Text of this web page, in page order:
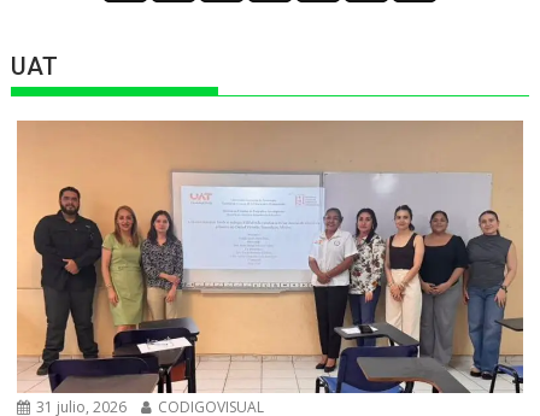
UAT
31 julio, 2026 CODIGOVISUAL